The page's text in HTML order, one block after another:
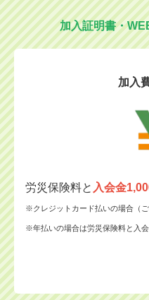
加入証明書・
加入
労災保険料と 入会金
※クレジットカード払いの場合（ご
※年払いの場合は労災保険料と入